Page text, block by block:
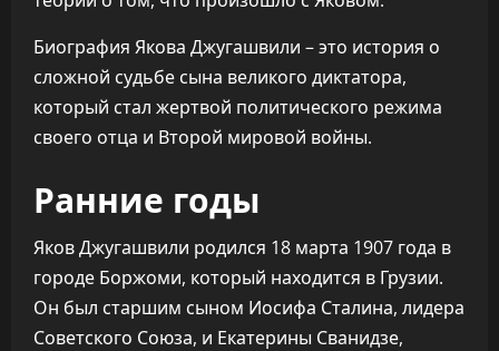
Биография Якова Джугашвили – это история о
сложной судьбе сына великого диктатора,
который стал жертвой политического режима
своего отца и Второй мировой войны.
Ранние годы
Яков Джугашвили родился 18 марта 1907 года в
городе Боржоми, который находится в Грузии.
Он был старшим сыном Иосифа Сталина, лидера
Советского Союза, и Екатерины Сванидзе,